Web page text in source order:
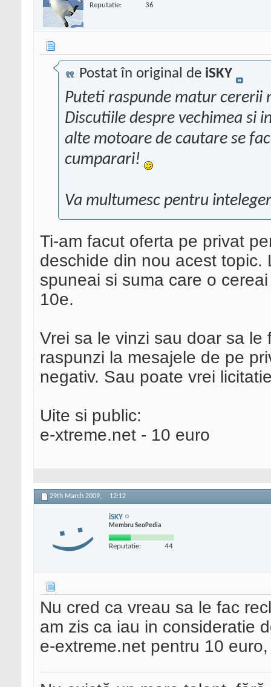
Reputatie: 36
Postat în original de iSKY
Puteti raspunde matur cererii
Discutiile despre vechimea si
alte motoare de cautare se
cumparari!
Va multumesc pentru
Ti-am facut oferta pe privat
deschide din nou acest
spuneai si suma care o
10e.
Vrei sa le vinzi sau doar sa
raspunzi la mesajele de pe
negativ. Sau poate vrei
Uite si public:
e-xtreme.net - 10 euro
29th March 2009, 12:12
iSKY
Membru SeoPedia
Reputatie: 44
Nu cred ca vreau sa le fac
am zis ca iau in consideratie
e-extreme.net pentru 10